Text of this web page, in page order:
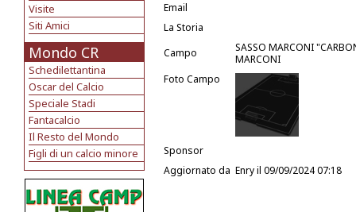
Visite
Siti Amici
Mondo CR
Schedilettantina
Oscar del Calcio
Speciale Stadi
Fantacalcio
Il Resto del Mondo
Figli di un calcio minore
Email
La Storia
Campo
SASSO MARCONI
MARCONI
Foto Campo
Sponsor
Aggiornato da Enryil 09/09/2024 07:18